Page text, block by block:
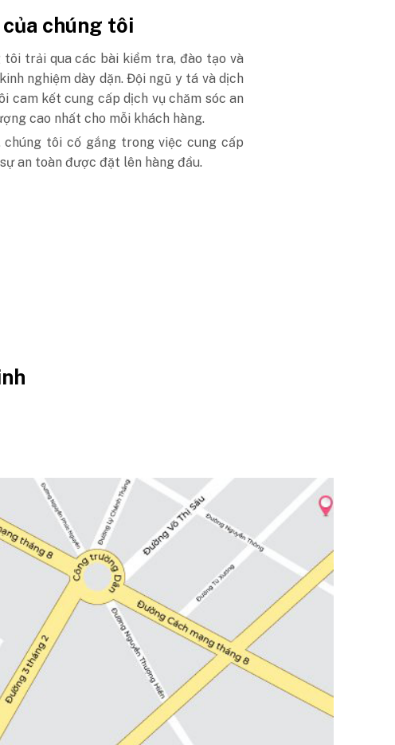
chúng tôi
tôi trải qua các bài kiểm tra, đào tạo và
nghiệm dày dặn. Đội ngũ y tá và dịch
cam kết cung cấp dịch vụ chăm sóc an
cao nhất cho mỗi khách hàng.
chúng tôi cố gắng trong việc cung cấp
an toàn được đặt lên hàng đầu.